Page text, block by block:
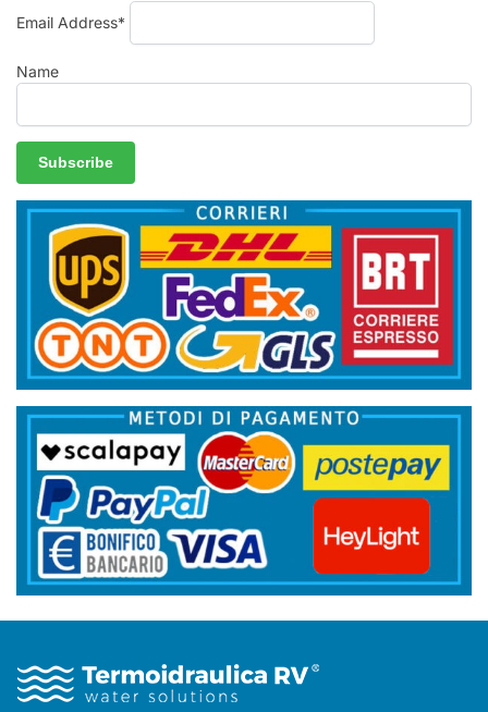
Email Address*
Name